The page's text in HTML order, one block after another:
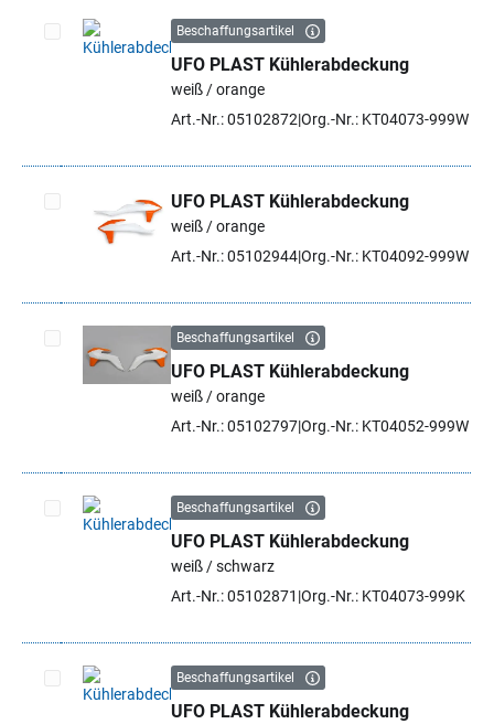
Artikel auswählen
Beschaffungsartikel
UFO PLAST Kühlerabdeckung
weiß / orange
Art.-Nr.: 05102872 Org.-Nr.: KT04073-999W
Artikel auswählen
UFO PLAST Kühlerabdeckung
weiß / orange
Art.-Nr.: 05102944Org.-Nr.: KT04092-999W
Artikel auswählen
Beschaffungsartikel
UFO PLAST Kühlerabdeckung
weiß / orange
Art.-Nr.: 05102797Org.-Nr.: KT04052-999W
Artikel auswählen
Beschaffungsartikel
UFO PLAST Kühlerabdeckung
weiß / schwarz
Art.-Nr.: 05102871 Org.-Nr.: KT04073-999K
Beschaffungsartikel
UFO PLAST Kühlerabdeckung